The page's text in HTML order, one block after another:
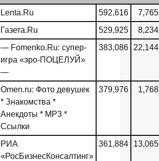
Lenta.Ru 592,616
Газета.Ru 529,925
— Fomenko.Ru: супер-
игра «эро-ПОЦЕЛУЙ»
—
383,086
Omen.ru: Фото девушек
* Знакомства *
Анекдоты * MP3 *
Ссылки
379,976
РИА
«РосБизнесКонсалтинг»
361,884